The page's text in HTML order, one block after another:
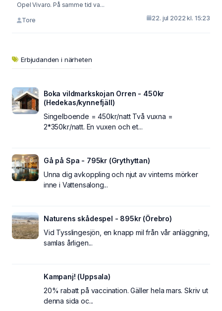
Opel Vivaro. På samme tid va...
Tore 22. jul 2022 kl. 15:23
Erbjudanden i närheten
Boka vildmarkskojan Orren - 450kr
(Hedekas/kynnefjäll)
Singelboende = 450kr/natt Två vuxna =
2*350kr/natt. En vuxen och et...
Gå på Spa - 795kr (Grythyttan)
Unna dig avkoppling och njut av vinterns mörker
inne i Vattensalong...
Naturens skådespel - 895kr (Örebro)
Vid Tysslingesjön, en knapp mil från vår anläggning,
samlas årligen...
Kampanj! (Uppsala)
20% rabatt på vaccination. Gäller hela mars. Skriv ut
denna sida oc...